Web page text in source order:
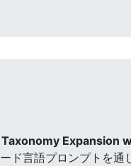
Expansion
ド言語プロンプトを通